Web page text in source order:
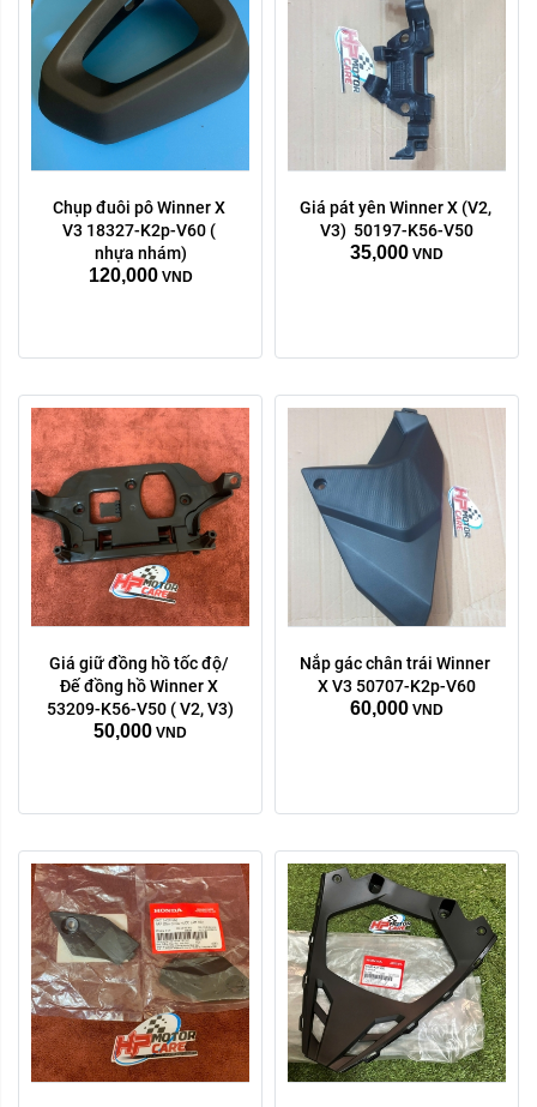
Chụp đuôi pô Winner X
V3 18327-K2p-V60 (
nhựa nhám)
120,000 VND
Giá pát yên Winner X (V2,
V3)  50197-K56-V50
35,000 VND
Giá giữ đồng hồ tốc độ/
Đế đồng hồ Winner X
53209-K56-V50 ( V2, V3)
50,000 VND
Nắp gác chân trái Winner
X V3 50707-K2p-V60
60,000 VND